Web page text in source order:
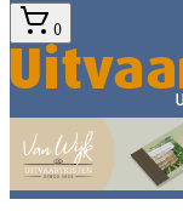
0